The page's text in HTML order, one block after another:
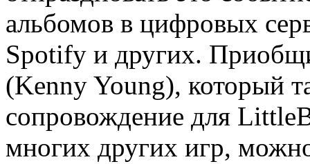
альбомов в цифровых
Spotify и других.
(Kenny Young), который
сопровождение для
многих других игр,